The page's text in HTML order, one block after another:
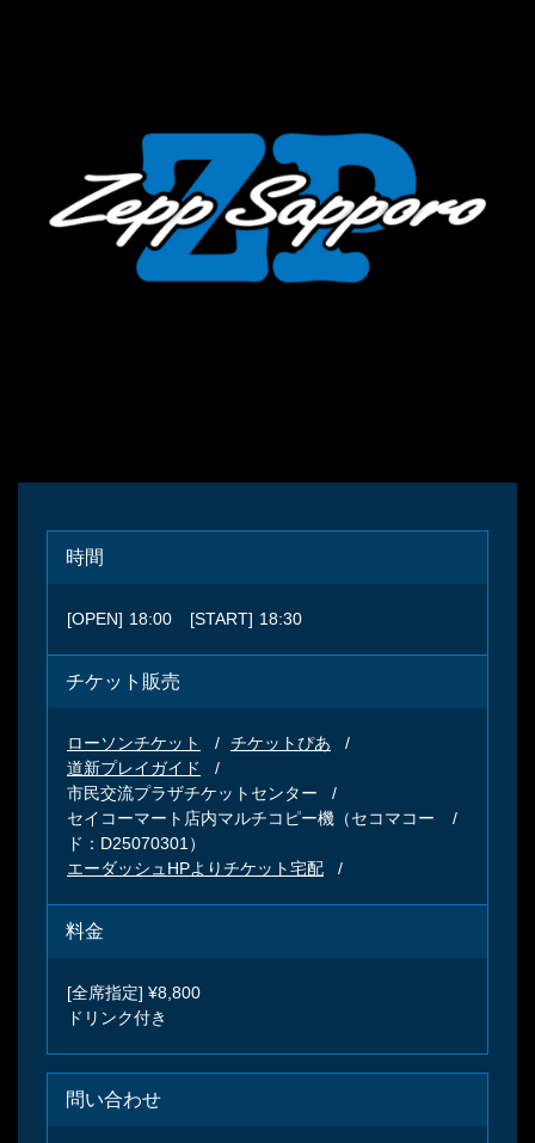
時間
[OPEN] 18:00 [START] 18:30
チケット販売
ローソンチケット
チケットぴあ
道新プレイガイド
市民交流プラザチケットセンター
セイコーマート店内マルチコピー機（セコマコー
ド：D25070301）
エーダッシュHPよりチケット宅配
料金
[全席指定] ¥8,800
ドリンク付き
問い合わせ